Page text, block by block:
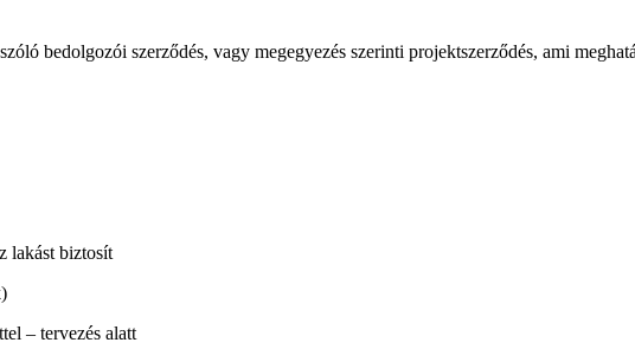
bedolgozói szerződés, vagy megegyezés szerinti projektszerződés, ami
lakást biztosít
– tervezés alatt